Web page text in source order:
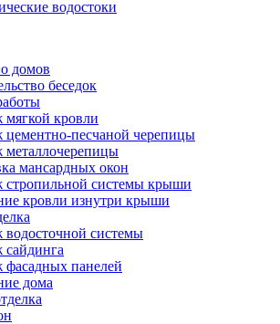
водостоки
домов
беседок
кровли
песчаной черепицы
мансардных окон
системы крыши
кровли изнутри крыши
системы
панелей
дома